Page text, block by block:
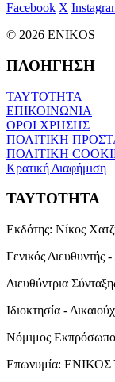
Facebook X
© 2026 ENIKOS
ΠΛΟΗΓΗΣΗ
ΤΑΥΤΟΤΗΤΑ
ΕΠΙΚΟΙΝΩΝΙΑ
ΟΡΟΙ ΧΡΗΣΗΣ
ΠΟΛΙΤΙΚΗ
ΠΟΛΙΤΙΚΗ
Κρατική Διαφήμιση
ΤΑΥΤΟΤΗΤΑ
Εκδότης: Νίκος
Γενικός Διευθυντής -
Διευθύντρια
Ιδιοκτησία -
Νόμιμος
Επωνυμία: ΕΝΙΚΟΣ